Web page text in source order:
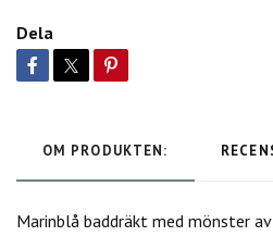
Dela
OM PRODUKTEN:
Marinblå baddräkt med mönster